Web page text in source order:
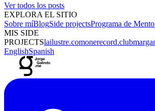
Ver todos los posts
EXPLORA EL SITIO
Sobre míBlogSide projectsPrograma de
MIS SIDE
PROJECTSlailustre.comonerecord.club
EnglishSpanish